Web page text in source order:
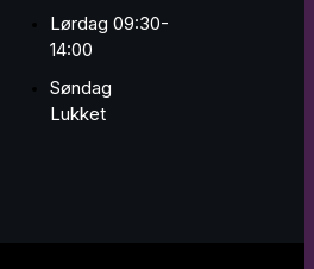
Lørdag 09:30-
14:00
Søndag
Lukket